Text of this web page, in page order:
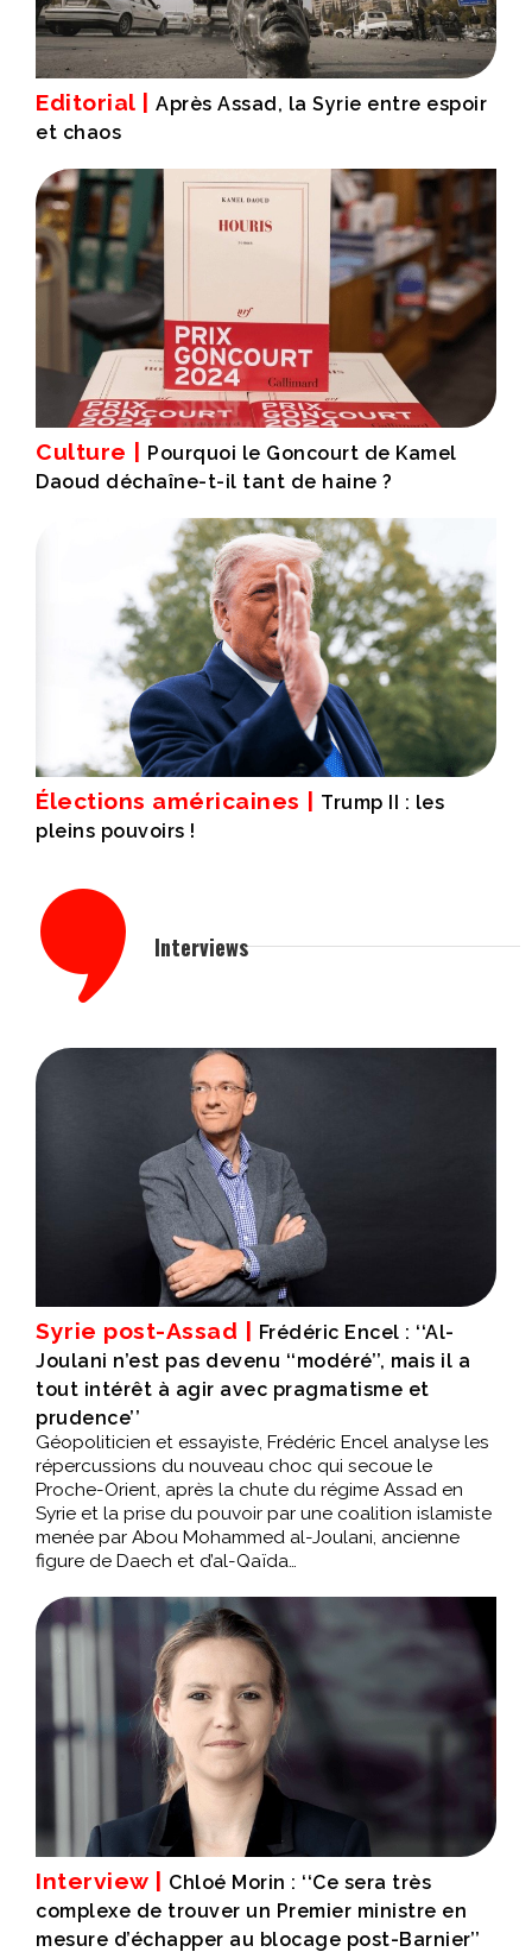
Editorial | Après Assad, la Syrie entre espoir
et chaos
Culture |
Pourquoi le Goncourt de Kamel
Daoud déchaîne-t-il tant de haine ?
Élections américaines |
Trump II : les
pleins pouvoirs !
Interviews
Syrie post-Assad |
Frédéric Encel : ‘‘Al-
Joulani n’est pas devenu ‘‘modéré’’, mais il a
tout intérêt à agir avec pragmatisme et
prudence’’
Géopoliticien et essayiste, Frédéric Encel analyse les
répercussions du nouveau choc qui secoue le
Proche-Orient, après la chute du régime Assad en
Syrie et la prise du pouvoir par une coalition islamiste
menée par Abou Mohammed al-Joulani, ancienne
figure de Daech et d’al-Qaïda…
Interview | Chloé Morin : ‘‘Ce sera très
complexe de trouver un Premier ministre en
mesure d’échapper au blocage post-Barnier’’